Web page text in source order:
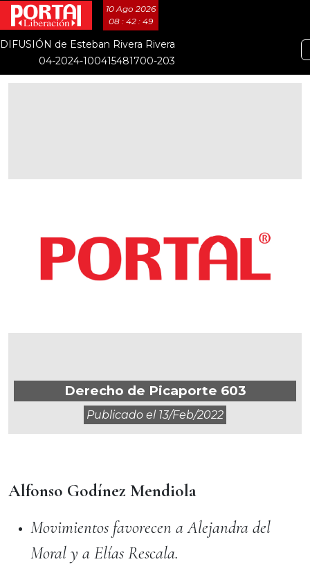
10 Ago 2026
08 : 42 : 50
DIFUSIÓN de Esteban Rivera Rivera
04-2024-100415481700-203
Derecho de Picaporte 603
Publicado el 13/feb/2022
Alfonso Godínez Mendiola
Movimientos favorecen a Alejandra del
Moral y a Elías Rescala.